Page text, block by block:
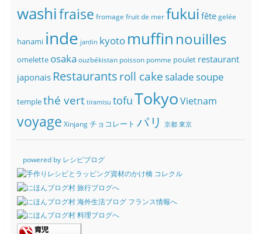
washifraise fromage fruit de mer fukui fête gelée
hanami inde jardin kyoto muffin nouilles
omelette osaka ouzbékistan poisson pomme poulet restaurant
japonais Restaurantsroll cake salade soupe
templethé vert tiramisu tofuTokyoVietnam
voyage Xinjang チョコレート パリ 京都 東京
powered by レシピブログ